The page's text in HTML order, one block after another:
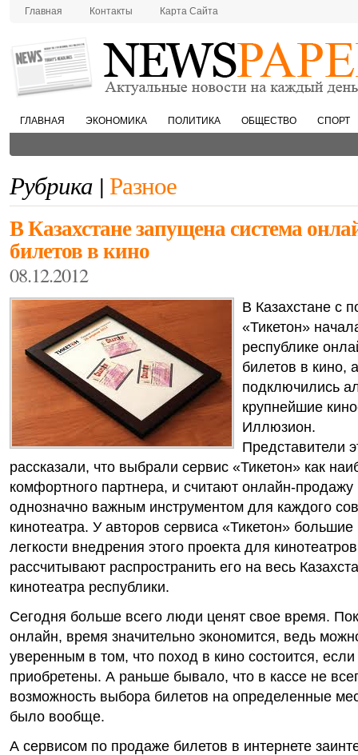
Главная Контакты Карта Сайта
ГЛАВНАЯ ЭКОНОМИКА ПОЛИТИКА ОБЩЕСТВО СПОРТ
Рубрика | Разное
В Казахстане запущена система
билетов в кино
08.12.2012
В Казахстане с
«Тикетон»
республике
билетов в кино,
подключились
крупнейшие
Иллюзион.
Представители
рассказали, что выбрали сервис «Тикетон» как
комфортного партнера, и считают онлайн-продажу
однозначно важным инструментом для каждого
кинотеатра. У авторов сервиса «Тикетон»
легкости внедрения этого проекта для
рассчитывают распространить его на весь
кинотеатра республики.
Сегодня больше всего люди ценят свое время.
онлайн, время значительно экономится, ведь
уверенным в том, что поход в кино состоится,
приобретены. А раньше бывало, что в кассе не
возможность выбора билетов на определенные
было вообще.
А сервисом по продаже билетов в интернете